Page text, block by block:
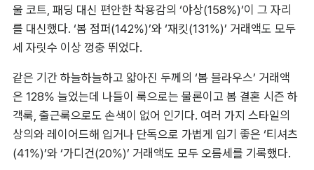
울 코트, 패딩 대신 편안한 착용감의 ‘야상(158%)’이 그 자리
를 대신했다. ‘봄 점퍼(142%)’와 ‘재킷(131%)’ 거래액도 모두
세 자릿수 이상 껑충 뛰었다.
같은 기간 하늘하늘하고 얇아진 두께의 ‘봄 블라우스’ 거래액
은 128% 늘었는데 나들이 룩으로는 물론이고 봄 결혼 시즌 하
객룩, 출근룩으로도 손색이 없어 인기다. 여러 가지 스타일의
상의와 레이어드해 입거나 단독으로 가볍게 입기 좋은 ‘티셔츠
(41%)’와 ‘가디건(20%)’ 거래액도 모두 오름세를 기록했다.